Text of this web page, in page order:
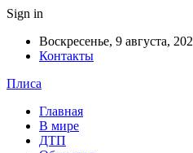
Sign in
Воскресенье, 9 августа,
Контакты
Плиса
Главная
В мире
ДТП